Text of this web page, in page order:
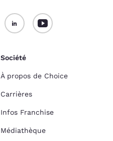
Société
À propos de Choice
Carrières
Infos Franchise
Médiathèque